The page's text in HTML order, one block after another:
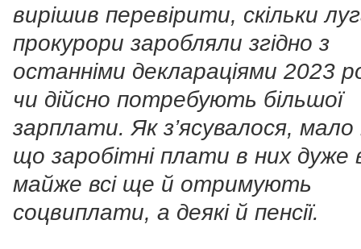
вирішив перевірити, скільки
прокурори заробляли згідно з
останніми деклараціями 2023
чи дійсно потребують більшої
зарплати. Як з’ясувалося,
що заробітні плати в них дуже
майже всі ще й отримують
соцвиплати, а деякі й пенсії.